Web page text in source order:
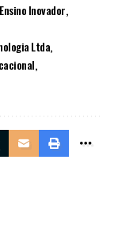
Ensino Inovador
Ltda